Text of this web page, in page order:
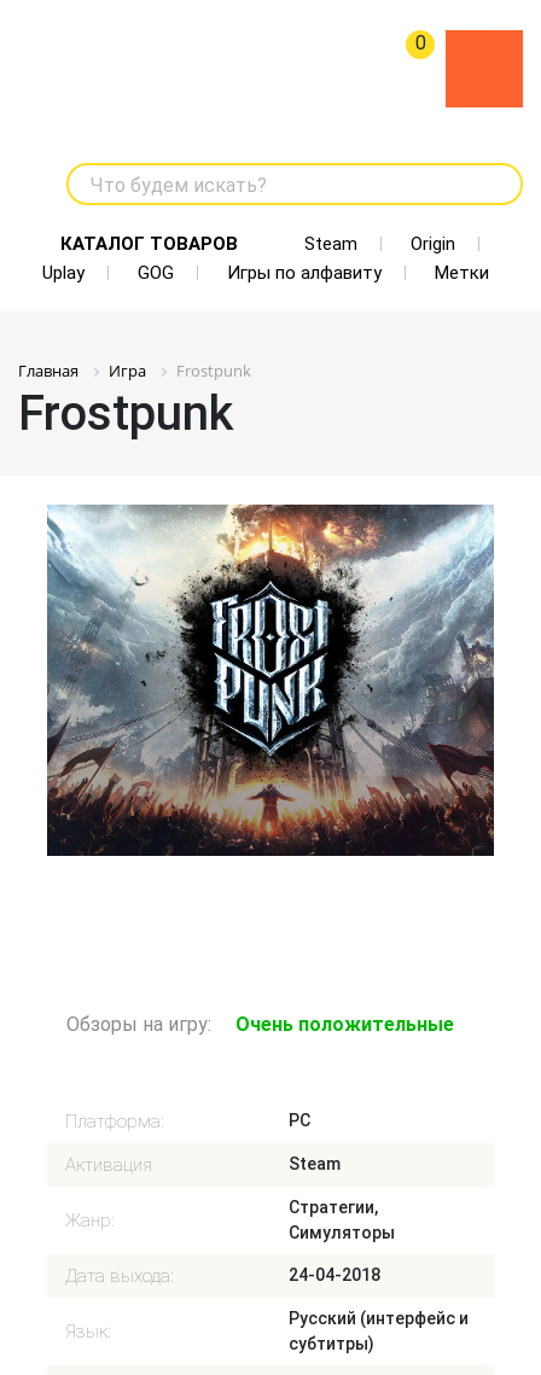
0
Что будем искать?
КАТАЛОГ ТОВАРОВ Steam
Origin
Uplay
GOG Игры по алфавиту Метки
Главная Игра Frostpunk
Frostpunk
Обзоры на игру: Очень положительные
Платформа: PC
Активация Steam
Жанр:
Стратегии,
Симуляторы
Дата выхода: 24-04-2018
Язык:
Русский (интерфейс и
субтитры)